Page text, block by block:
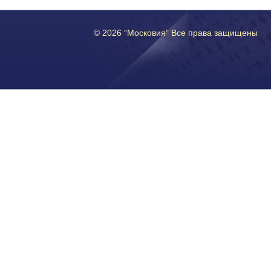
© 2026 “Московия” Все права защищены